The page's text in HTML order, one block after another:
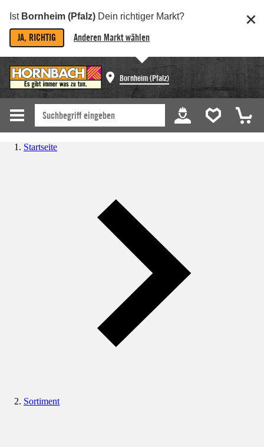
Ist Bornheim (Pfalz) Dein richtiger Markt?
JA, RICHTIG Anderen Markt wählen
Bornheim (Pfalz)
Startseite
Sortiment